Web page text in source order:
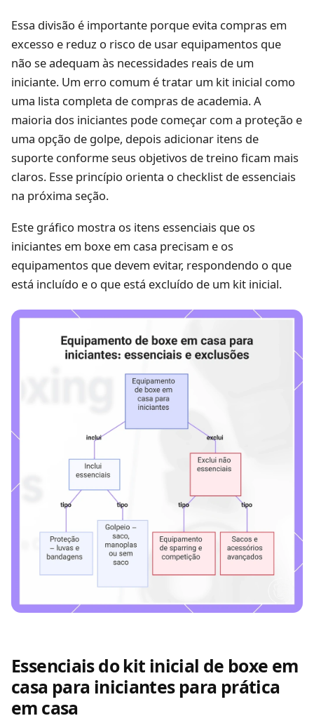
Essa divisão é importante porque evita compras em
excesso e reduz o risco de usar equipamentos que
não se adequam às necessidades reais de um
iniciante. Um erro comum é tratar um kit inicial como
uma lista completa de compras de academia. A
maioria dos iniciantes pode começar com a proteção e
uma opção de golpe, depois adicionar itens de
suporte conforme seus objetivos de treino ficam mais
claros. Esse princípio orienta o checklist de essenciais
na próxima seção.
Este gráfico mostra os itens essenciais que os
iniciantes em boxe em casa precisam e os
equipamentos que devem evitar, respondendo o que
está incluído e o que está excluído de um kit inicial.
Essenciais do kit inicial de boxe em
casa para iniciantes para prática
em casa